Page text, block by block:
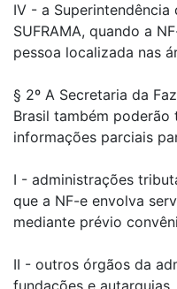
IV - a Superintendência
SUFRAMA, quando a
pessoa localizada nas
§ 2º A Secretaria da
Brasil também
informações parciais
I - administrações
que a NF-e envolva
mediante prévio
II - outros órgãos da
fundações e